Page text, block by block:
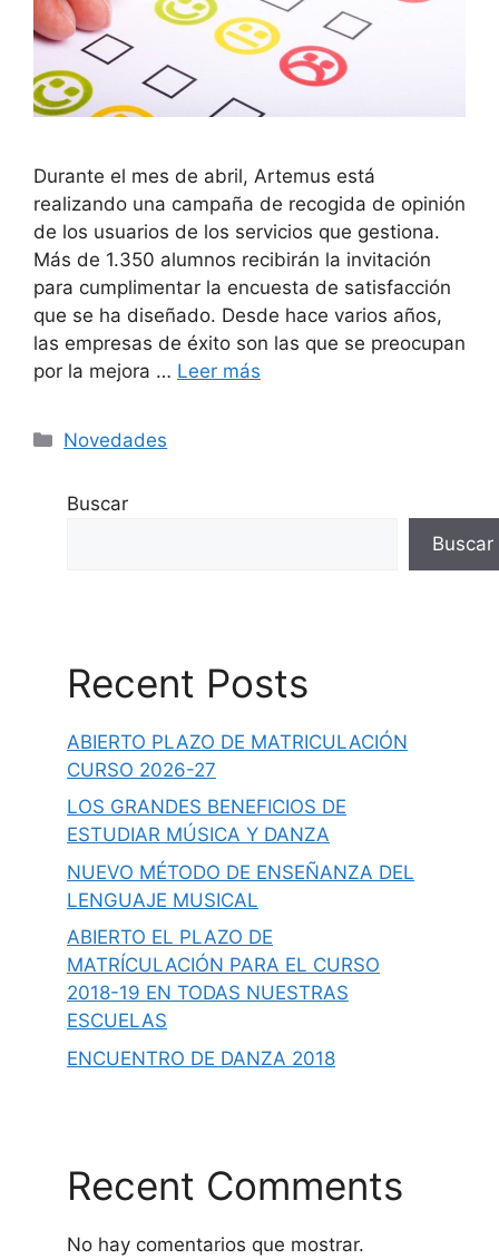
Durante el mes de abril, Artemus está
realizando una campaña de recogida de opinión
de los usuarios de los servicios que gestiona.
Más de 1.350 alumnos recibirán la invitación
para cumplimentar la encuesta de satisfacción
que se ha diseñado. Desde hace varios años,
las empresas de éxito son las que se preocupan
por la mejora … Leer más
Novedades
Buscar
Buscar
Recent Posts
ABIERTO PLAZO DE MATRICULACIÓN
CURSO 2026-27
LOS GRANDES BENEFICIOS DE
ESTUDIAR MÚSICA Y DANZA
NUEVO MÉTODO DE ENSEÑANZA DEL
LENGUAJE MUSICAL
ABIERTO EL PLAZO DE
MATRÍCULACIÓN PARA EL CURSO
2018-19 EN TODAS NUESTRAS
ESCUELAS
ENCUENTRO DE DANZA 2018
Recent Comments
No hay comentarios que mostrar.